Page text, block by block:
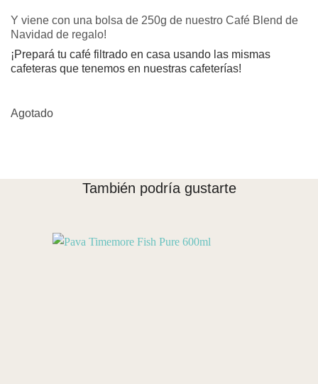
Y viene con una bolsa de 250g de nuestro Café Blend de
Navidad de regalo!
¡Prepará tu café filtrado en casa usando las mismas
cafeteras que tenemos en nuestras cafeterías!
Agotado
También podría gustarte